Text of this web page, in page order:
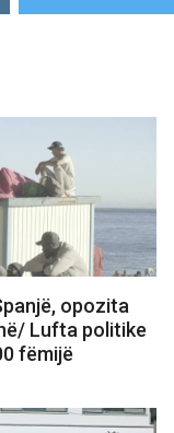
opozita
Lufta politike
fëmijë